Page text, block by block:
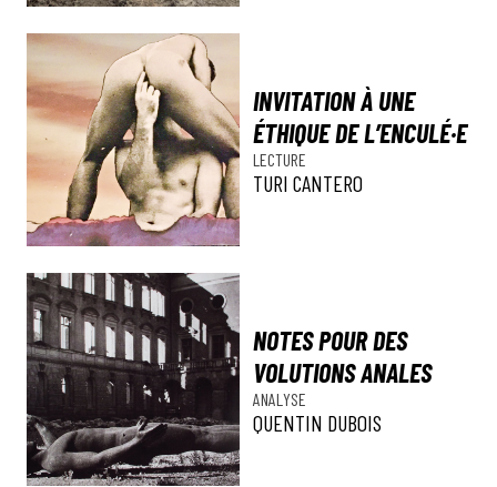
INVITATION À UNE
ÉTHIQUE DE L’ENCULÉ·E
LECTURE
TURI CANTERO
NOTES POUR DES
VOLUTIONS ANALES
ANALYSE
QUENTIN DUBOIS